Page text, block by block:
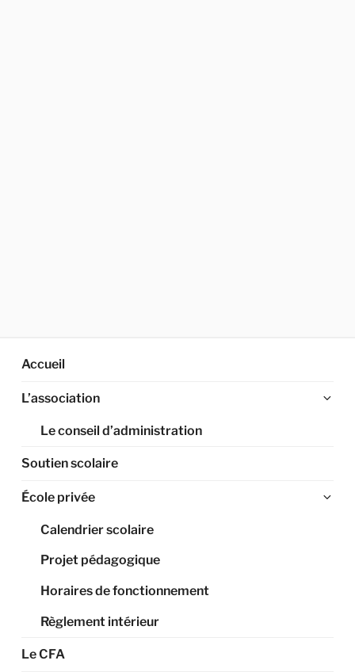
Accueil
L’association
Le conseil d’administration
Soutien scolaire
École privée
Calendrier scolaire
Projet pédagogique
Horaires de fonctionnement
Règlement intérieur
Le CFA